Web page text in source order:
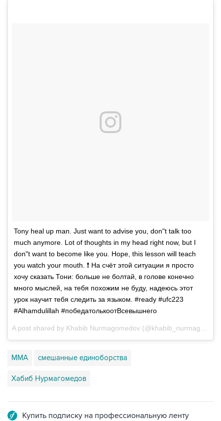
Tony heal up man. Just want to advise you, don"t talk too
much anymore. Lot of thoughts in my head right now, but I
don"t want to become like you. Hope, this lesson will teach
you watch your mouth. ❗️ На счёт этой ситуации я просто
хочу сказать Тони: больше не болтай, в голове конечно
много мыслей, на тебя похожим не буду, надеюсь этот
урок научит тебя следить за языком. #ready #ufc223
#Alhamdulillah #победатолькоотВсевышнего
A post shared by Khabib Nurmagomedov (@khabib_nurmagomedov) on
ММА смешанные единоборства
Хабиб Нурмагомедов
Купить подписку на профессиональную ленту